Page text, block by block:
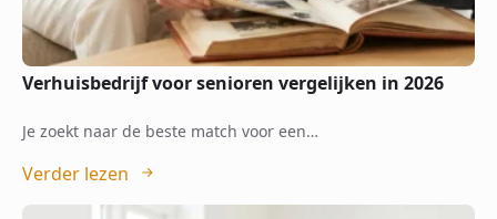
Verhuisbedrijf voor senioren vergelijken in 2026
Je zoekt naar de beste match voor een…
Verder lezen